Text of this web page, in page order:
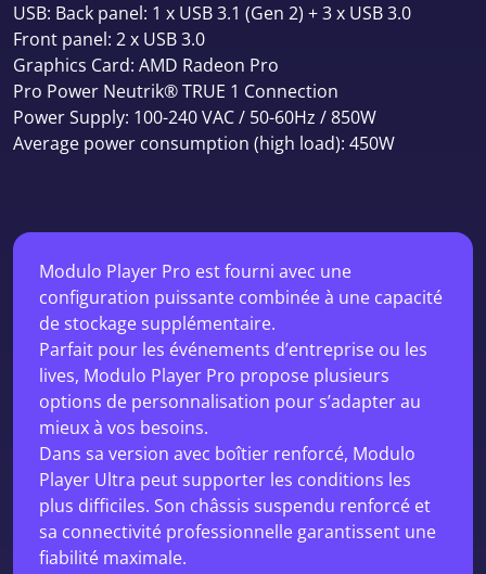
USB: Back panel: 1 x USB 3.1 (Gen 2) + 3 x USB 3.0
Front panel: 2 x USB 3.0
Graphics Card: AMD Radeon Pro
Pro Power Neutrik® TRUE 1 Connection
Power Supply: 100-240 VAC / 50-60Hz / 850W
Average power consumption (high load): 450W
Modulo Player Pro est fourni avec une
configuration puissante combinée à une capacité
de stockage supplémentaire.
Parfait pour les événements d’entreprise ou les
lives, Modulo Player Pro propose plusieurs
options de personnalisation pour s’adapter au
mieux à vos besoins.
Dans sa version avec boîtier renforcé, Modulo
Player Ultra peut supporter les conditions les
plus difficiles. Son châssis suspendu renforcé et
sa connectivité professionnelle garantissent une
fiabilité maximale.